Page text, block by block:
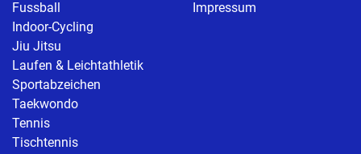
Fussball
Indoor-Cycling
Jiu Jitsu
Laufen & Leichtathletik
Sportabzeichen
Taekwondo
Tennis
Tischtennis
Impressum